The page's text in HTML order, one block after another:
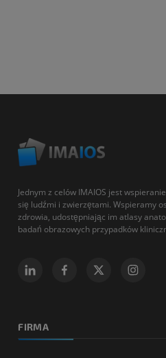
Jednym z celów IMAIOS jest
się ludźmi i zwierzętami. Wspieramy
zdrowia, udostępniając im atlasy
badań obrazowych przypadków
FIRMA